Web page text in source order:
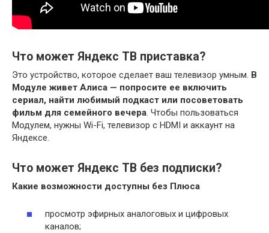
Что может Яндекс ТВ приставка?
Это устройство, которое сделает ваш телевизор умным. В
Модуле живет Алиса — попросите ее включить
сериал, найти любимый подкаст или посоветовать
фильм для семейного вечера. Чтобы пользоваться
Модулем, нужны Wi-Fi, телевизор с HDMI и аккаунт на
Яндексе.
Что может Яндекс ТВ без подписки?
Какие возможности доступны без Плюса
просмотр эфирных аналоговых и цифровых
каналов;